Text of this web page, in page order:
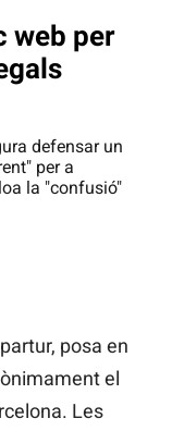
web per
defensar un
per a
la "confusió"
posa en
el
Les